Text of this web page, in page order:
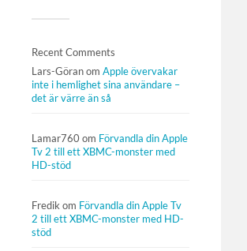
Recent Comments
Lars-Göranom Apple övervakar
inte i hemlighet sina användare –
det är värre än så
Lamar760 om Förvandla din Apple
Tv 2 till ett XBMC-monster med
HD-stöd
Fredik om Förvandla din Apple Tv
2 till ett XBMC-monster med HD-
stöd